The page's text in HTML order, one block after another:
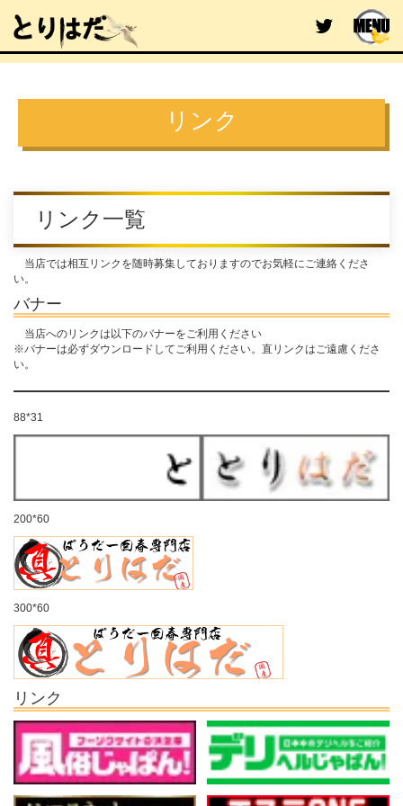
リンク
リンク一覧
当店では相互リンクを随時募集しておりますのでお気軽にご連絡くださ
い。
バナー
当店へのリンクは以下のバナーをご利用ください
※バナーは必ずダウンロードしてご利用ください。直リンクはご遠慮くださ
い。
88*31
200*60
300*60
リンク